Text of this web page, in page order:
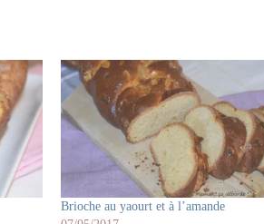
Brioche au yaourt et à l’amande